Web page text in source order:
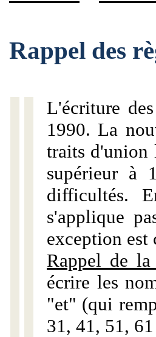
Rappel des
L'écriture
1990. La
traits d'union
supérieur à
difficultés.
s'applique
exception est
Rappel de
écrire les
"et" (qui
31, 41, 51,